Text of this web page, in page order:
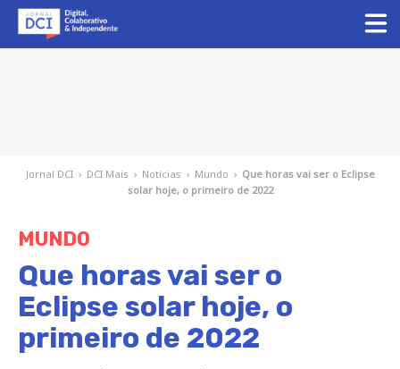
Jornal DCI › DCI Mais › Notícias › Mundo › Que horas vai ser o Eclipse
solar hoje, o primeiro de 2022
MUNDO
Que horas vai ser o
Eclipse solar hoje, o
primeiro de 2022